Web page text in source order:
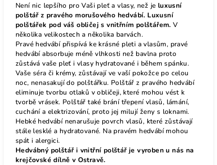
Není nic lepšího pro Vaši pleť a vlasy, než je luxusní
polštář z pravého morušového hedvábí. Luxusní
polštářek pod váš obličej s vnitřním polštářem. V
několika velikostech a několika barvách.
Pravé hedvábí přispívá ke krásné pleti a vlasům, pravé
hedvábí absorbuje méně vlhkosti než bavlna proto
zůstává vaše pleť i vlasy hydratované i během spánku.
Vaše séra či krémy, zůstávají ve vaší pokožce po celou
noc, nenasakují do polštářku. Polštář z pravého hedvábí
eliminuje tvorbu otlaků v obličeji, které mohou vést k
tvorbě vrásek. Polštář také brání třepení vlasů, lámání,
cuchání a elektrizování, proto jej milují ženy s loknami.
Hebké hedvábí nenarušuje povrch vlasů, které zůstávají
stále lesklé a hydratované. Na pravém hedvábí mohou
spát i alergici.
Hedvábný polštář i vnitřní polštář je vyroben u nás na
krejčovské dílně v Ostravě.